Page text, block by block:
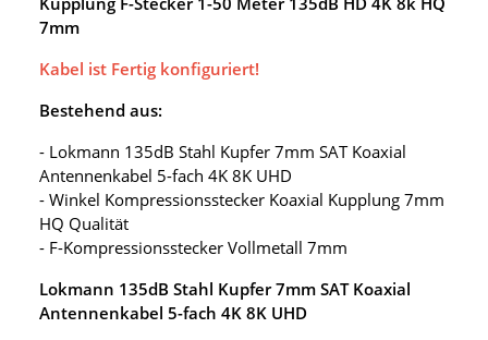
7mm
Kabel ist Fertig konfiguriert!
Bestehend aus:
- Lokmann 135dB Stahl Kupfer 7mm SAT Koaxial
Antennenkabel 5-fach 4K 8K UHD
- Winkel Kompressionsstecker Koaxial Kupplung 7mm
HQ Qualität
- F-Kompressionsstecker Vollmetall 7mm
Lokmann 135dB Stahl Kupfer 7mm SAT Koaxial
Antennenkabel 5-fach 4K 8K UHD